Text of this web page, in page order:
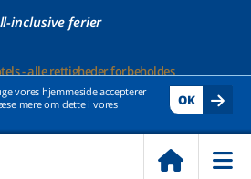
vores hjemmeside accepterer
mere om dette i vores
OK
inclusive ferier
- alle rettigheder forbeholdes